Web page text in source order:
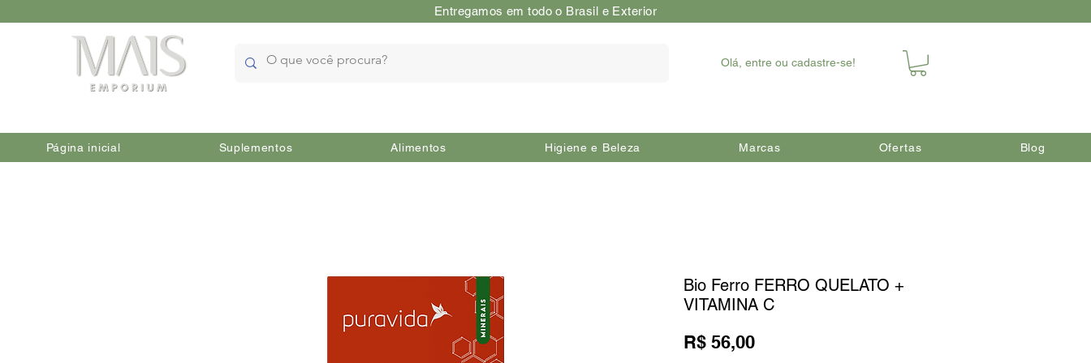
Entregamos em todo o Brasil e Exterior
Olá, entre ou cadastre-se!
Página inicial Suplementos Alimentos Higiene e Beleza Marcas Ofertas Blog
Bio Ferro FERRO QUELATO +
VITAMINA C
R$ 56,00Preço